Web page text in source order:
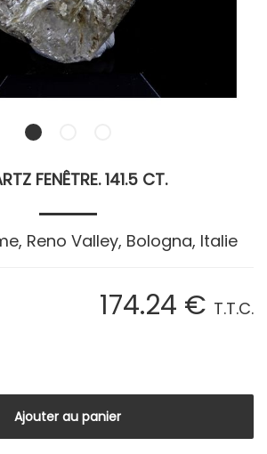
FENÊTRE. 141.5 CT.
Reno Valley, Bologna, Italie
174.24 € T.T.C.